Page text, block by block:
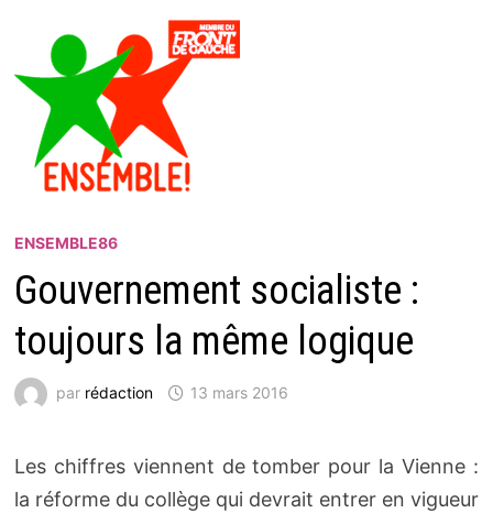
ENSEMBLE86
Gouvernement socialiste :
toujours la même logique
par rédaction 13 mars 2016
Les chiffres viennent de tomber pour la Vienne :
la réforme du collège qui devrait entrer en vigueur